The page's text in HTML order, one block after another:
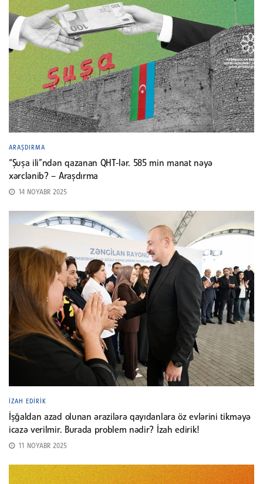
ARAŞDIRMA
“Şuşa ili”ndən qazanan QHT-lər. 585 min manat nəyə
xərclənib? – Araşdırma
14 NOYABR 2025
İZAH EDIRIK
İşğaldan azad olunan ərazilərə qayıdanlara öz evlərini tikməyə
icazə verilmir. Burada problem nədir? İzah edirik!
11 NOYABR 2025